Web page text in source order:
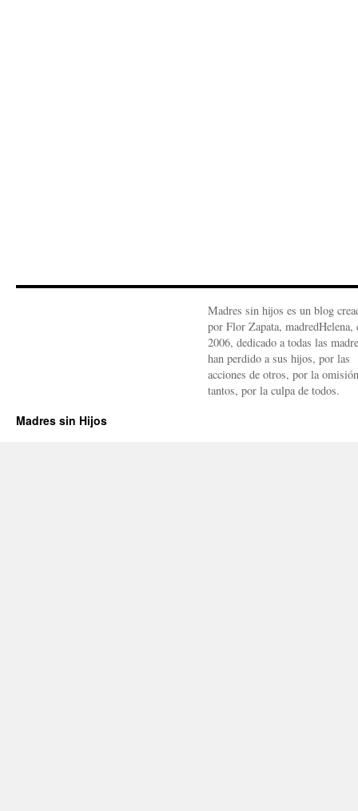
Madres sin hijos es un blog
por Flor Zapata, madredHelena,
2006, dedicado a todas las
han perdido a sus hijos, por las
acciones de otros, por la
tantos, por la culpa de todos.
Madres sin Hijos